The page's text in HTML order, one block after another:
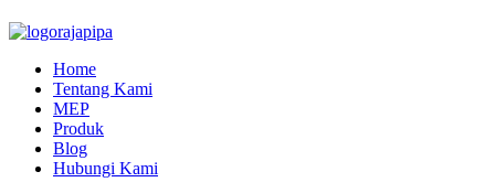
Home
Tentang Kami
MEP
Produk
Blog
Hubungi Kami